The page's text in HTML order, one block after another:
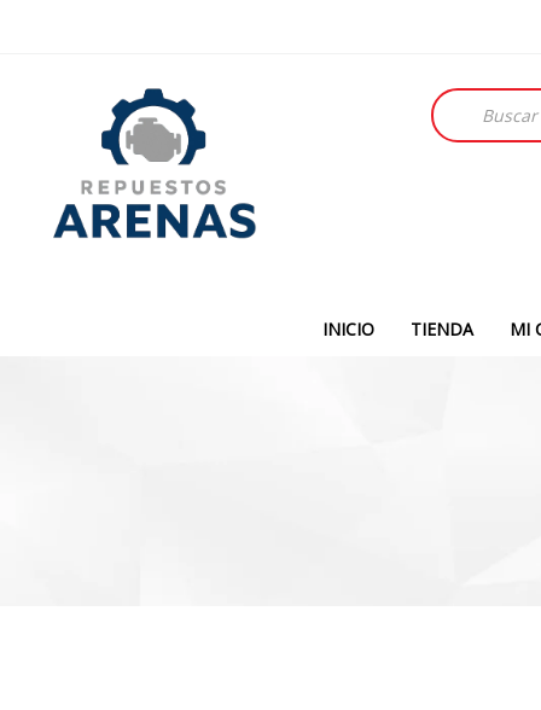
Búsqueda
de
productos
INICIO TIENDA MI